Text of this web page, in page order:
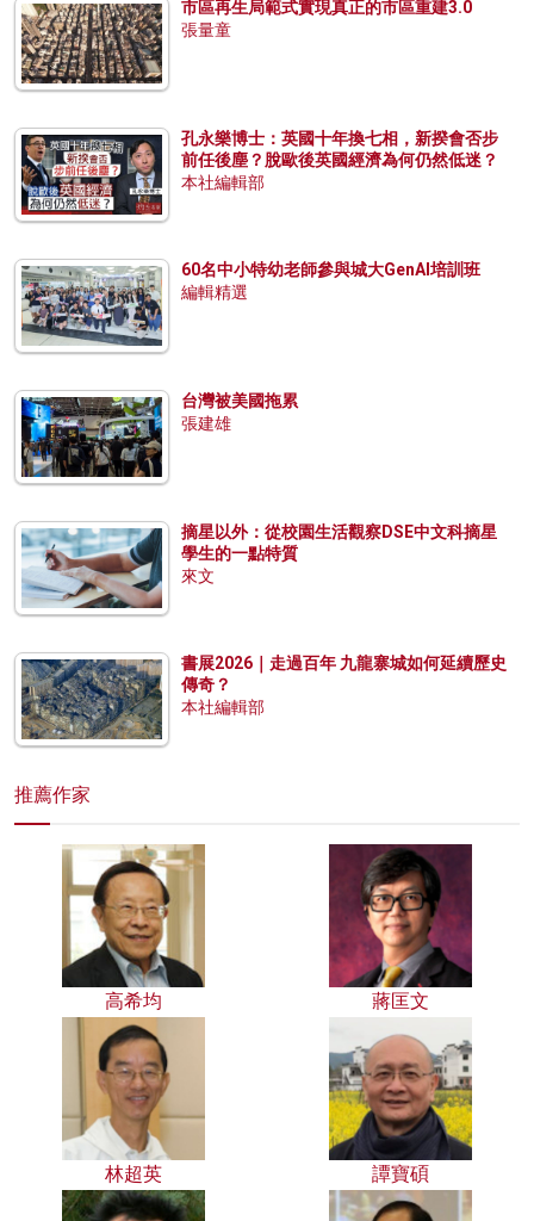
市區再生局範式實現真正的市區重建3.0
張量童
孔永樂博士：英國十年換七相，新揆會否步
前任後塵？脫歐後英國經濟為何仍然低迷？
本社編輯部
60名中小特幼老師參與城大GenAI培訓班
編輯精選
台灣被美國拖累
張建雄
摘星以外：從校園生活觀察DSE中文科摘星
學生的一點特質
來文
書展2026｜走過百年 九龍寨城如何延續歷史
傳奇？
本社編輯部
推薦作家
高希均 蔣匡文
林超英 譚寶碩